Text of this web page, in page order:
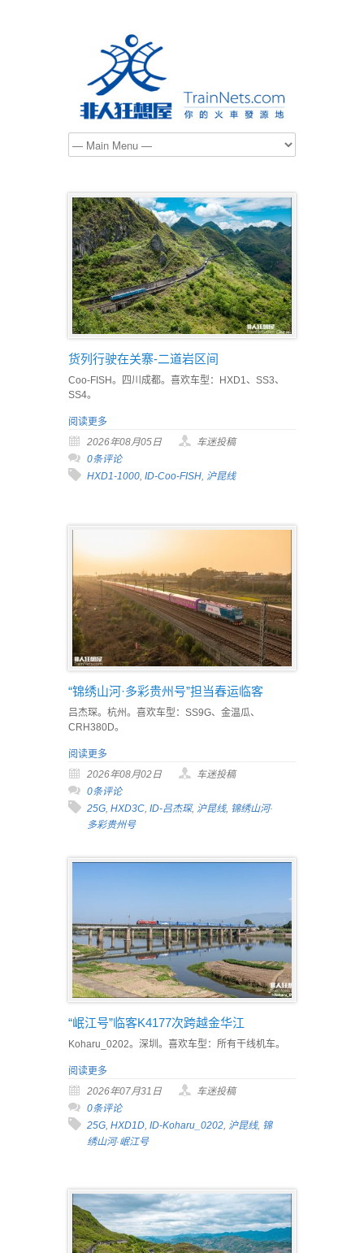
货列行驶在关寨-二道岩区间
Coo-FISH。四川成都。喜欢车型：HXD1、SS3、
SS4。
阅读更多
2026年08月05日
车迷投稿
0条评论
HXD1-1000, ID-Coo-FISH, 沪昆线
“锦绣山河·多彩贵州号”担当春运临客
吕杰琛。杭州。喜欢车型：SS9G、金温瓜、
CRH380D。
阅读更多
2026年08月02日
车迷投稿
0条评论
25G HXD3C ID-吕杰琛, 沪昆线, 锦绣山河·
多彩贵州号
“岷江号”临客K4177次跨越金华江
Koharu_0202。深圳。喜欢车型：所有干线机车。
阅读更多
2026年07月31日
车迷投稿
0条评论
25G, HXD1D, ID-Koharu_0202, 沪昆线, 锦
绣山河·岷江号